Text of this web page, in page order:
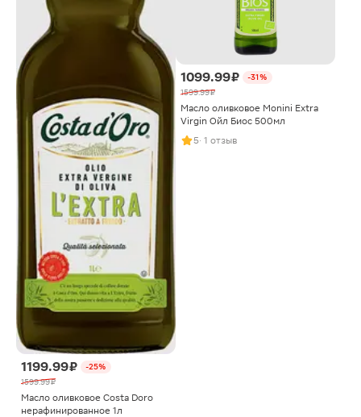
1199.99 ₽
-25%
1599.99 ₽
Масло оливковое Costa Doro
нерафинированное 1л
1099.99 ₽
-31%
1599.99 ₽
Масло оливковое Monini Extra
Virgin Ойл Биос 500мл
5· 1 отзыв